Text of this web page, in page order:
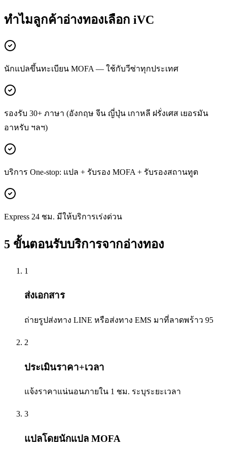
ทำไมลูกค้าอ่างทองเลือก iVC
นักแปลขึ้นทะเบียน MOFA — ใช้กับวีซ่าทุกประเทศ
รองรับ 30+ ภาษา (อังกฤษ จีน ญี่ปุ่น เกาหลี ฝรั่งเศส เยอรมัน
อาหรับ ฯลฯ)
บริการ One-stop: แปล + รับรอง MOFA + รับรองสถานทูต
Express 24 ชม. มีให้บริการเร่งด่วน
5 ขั้นตอนรับบริการจากอ่างทอง
1
ส่งเอกสาร
ถ่ายรูปส่งทาง LINE หรือส่งทาง EMS มาที่ลาดพร้าว 95
2
ประเมินราคา+เวลา
แจ้งราคาแน่นอนภายใน 1 ชม. ระบุระยะเวลา
3
แปลโดยนักแปล MOFA